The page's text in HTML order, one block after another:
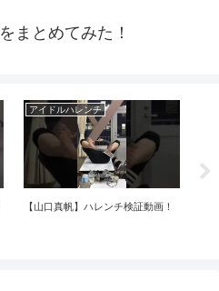
まとめてみた！
アイドルハレンチ
【山口真帆】ハレンチ検証動画！